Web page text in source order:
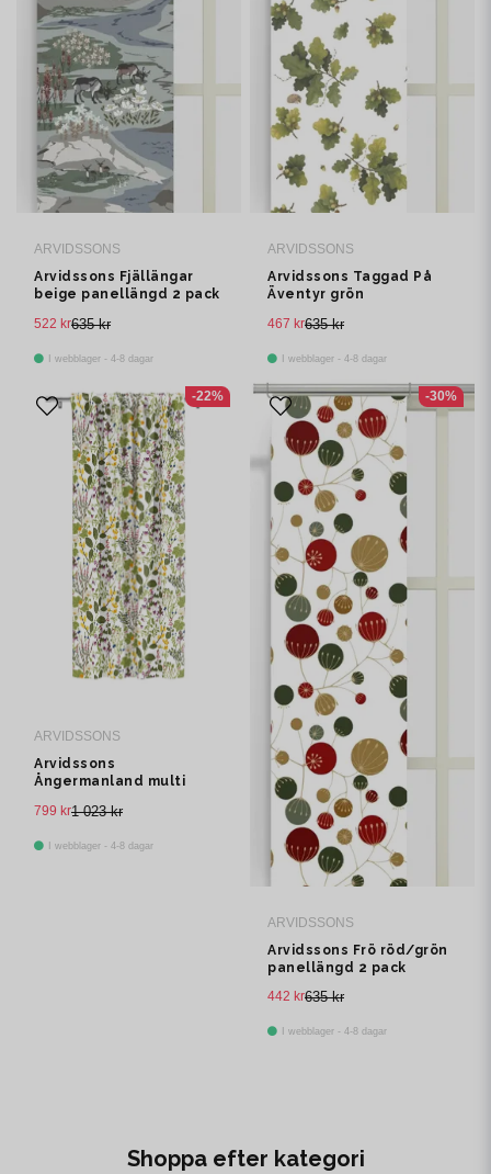
ARVIDSSONS
Arvidssons Fjällängar
beige panellängd 2 pack
635 kr
522 kr
I webblager - 4-8 dagar
ARVIDSSONS
Arvidssons Taggad På
Äventyr grön
635 kr
467 kr
I webblager - 4-8 dagar
ARVIDSSONS
Arvidssons
Ångermanland multi
1 023 kr
799 kr
I webblager - 4-8 dagar
-22%
ARVIDSSONS
Arvidssons Frö röd/grön
panellängd 2 pack
635 kr
442 kr
I webblager - 4-8 dagar
-30%
Shoppa efter kategori